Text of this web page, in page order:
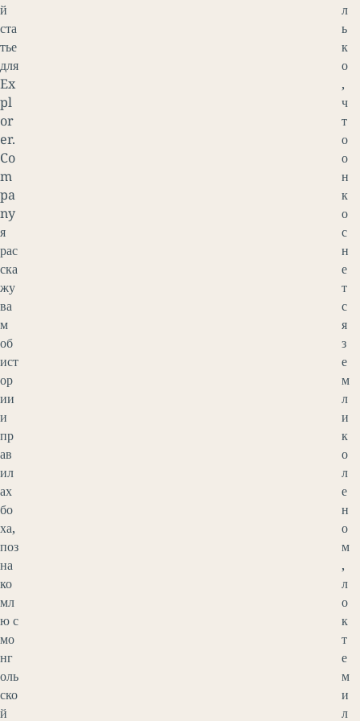
й
ста
тье
для
Ex
pl
or
er.
Co
m
pa
ny
я
рас
ска
жу
ва
м
об
ист
ор
ии
и
пр
ав
ил
ах
бо
ха,
поз
на
ко
мл
ю с
мо
нг
оль
ско
й
л
ь
к
о
,
ч
т
о
о
н
к
о
с
н
е
т
с
я
з
е
м
л
и
к
о
л
е
н
о
м
,
л
о
к
т
е
м
и
л